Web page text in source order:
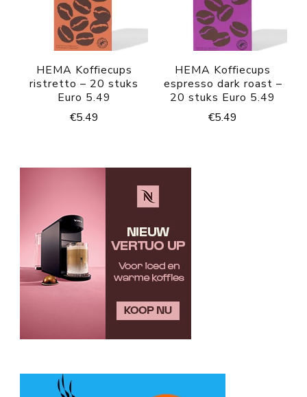
HEMA Koffiecups
ristretto – 20 stuks
Euro 5.49
€5.49
HEMA Koffiecups
espresso dark roast –
20 stuks Euro 5.49
€5.49